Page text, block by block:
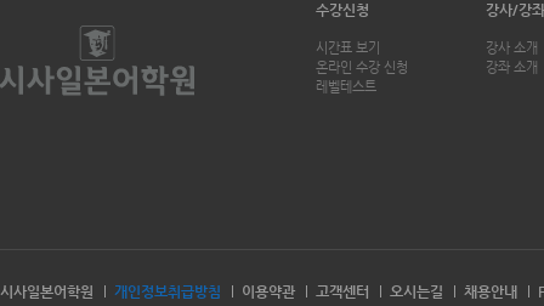
수강신청
시간표 보기
온라인 수강 신청
레벨테스트
강사/강좌
강사 소개
강좌 소개
시사일본어학원 개인정보취급방침 이용약관 고객센터 오시는길 채용안내